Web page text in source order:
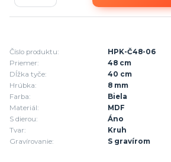
Číslo produktu:
HPK-Č48-06
Priemer:
48 cm
Dĺžka tyče:
40 cm
Hrúbka:
8 mm
Farba:
Biela
Materiál:
MDF
S dierou:
Áno
Tvar:
Kruh
Gravírovanie:
S gravírom